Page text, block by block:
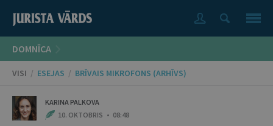
DOMNĪCA
VISI / ESEJAS / BRĪVAIS MIKROFONS (ARHĪVS)
KARINA PALKOVA
10. OKTOBRIS • 08:48